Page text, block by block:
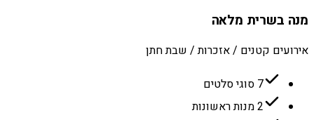
מנה בשרית מלאה
אירועים קטנים / אזכרות / שבת חתן
7 סוגי סלטים
2 מנות ראשונות